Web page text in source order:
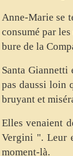
Anne-Marie se
consumé par
bure de la
Santa Giannetti
pas daussi
bruyant et
Elles venaient
Vergini ". Leur
moment-là.